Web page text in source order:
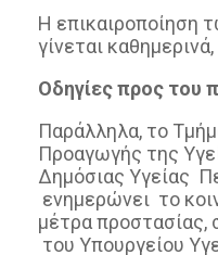
Η επικαιροποίηση
γίνεται
Οδηγίες προς του
Παράλληλα, το
Προαγωγής της
Δημόσιας Υγείας
ενημερώνει το
μέτρα προστασίας,
του Υπουργείου